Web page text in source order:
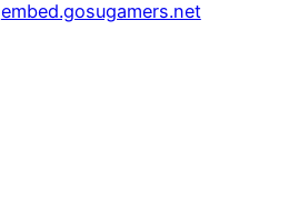
embed.gosugamers.net